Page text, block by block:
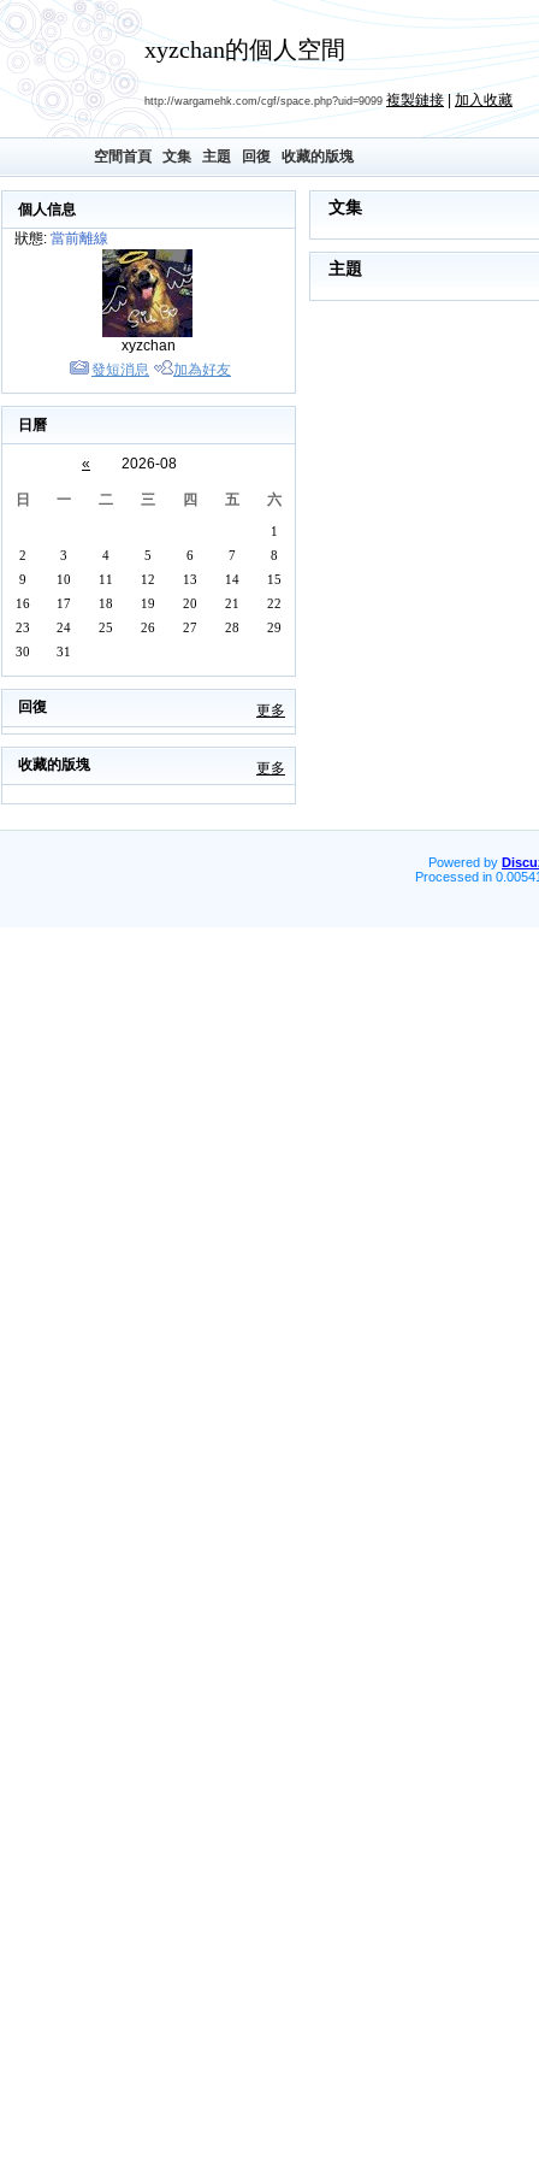
xyzchan的個人空間
http://wargamehk.com/cgf/space.php?uid=9099 複製鏈接 | 加入收藏
空間首頁 文集 主題 回復 收藏的版塊
個人信息
狀態: 當前離線
xyzchan
發短消息
加為好友
日曆
« 2026-08
日 一 二 三 四 五 六
1
2
3 4 5 6 7
8
9
10 11 12 13 14
15
16
17 18 19 20 21
22
23
24 25 26 27 28
29
30
31
回復 更多
收藏的版塊 更多
文集
主題
Powered by
Processed in